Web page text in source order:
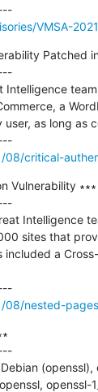
---------------------------------------------
VMSA-
Patched
a
as long as
---------------------------------------------
critical-
Vulnerability ∗∗∗
Intelligence
sites that
a
---------------------------------------------
nested-
(openssl),
openssl-